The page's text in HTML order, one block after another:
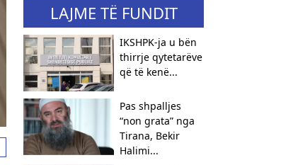
LAJME TË FUNDIT
IKSHPK-ja u bën
thirrje qytetarëve
që të kenë...
Pas shpalljes
“non grata” nga
Tirana, Bekir
Halimi...